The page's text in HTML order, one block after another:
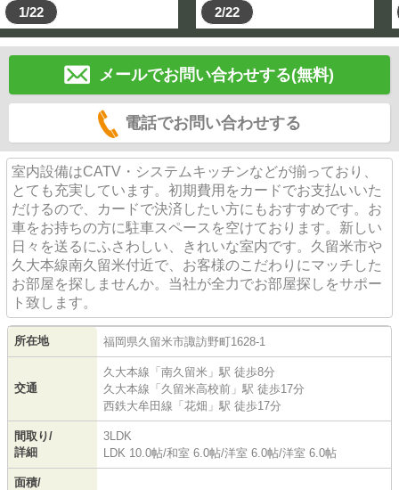
1/22 2/22
メールでお問い合わせする(無料)
電話でお問い合わせする
室内設備はCATV・システムキッチンなどが揃っており、
とても充実しています。初期費用をカードでお支払いいた
だけるので、カードで決済したい方にもおすすめです。お
車をお持ちの方に駐車スペースを空けております。新しい
日々を送るにふさわしい、きれいな室内です。久留米市や
久大本線南久留米付近で、お客様のこだわりにマッチした
お部屋を探しませんか。当社が全力でお部屋探しをサポー
ト致します。
所在地 福岡県久留米市諏訪野町1628-1
交通
久大本線 「南久留米 」駅 徒歩8分
久大本線 「久留米高校前 」駅 徒歩17分
西鉄大牟田線 「花畑 」駅 徒歩17分
間取り/
詳細
3LDK
LDK 10.0帖/和室 6.0帖/洋室 6.0帖/洋室 6.0帖
面積/